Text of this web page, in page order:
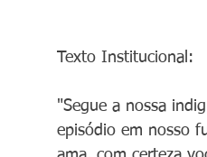
Texto Institucional:
"Segue a nossa
episódio em nosso